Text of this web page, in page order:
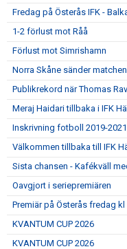
Fredag på Österås IFK -
1-2 förlust mot Råå
Förlust mot Simrishamn
Norra Skåne sänder
Publikrekord när Thomas
Meraj Haidari tillbaka i IFK
Inskrivning fotboll 2019-2021
Välkommen tillbaka till IFK
Sista chansen - Kafékväll
Oavgjort i seriepremiären
Premiär på Österås fredag kl
KVANTUM CUP 2026
KVANTUM CUP 2026